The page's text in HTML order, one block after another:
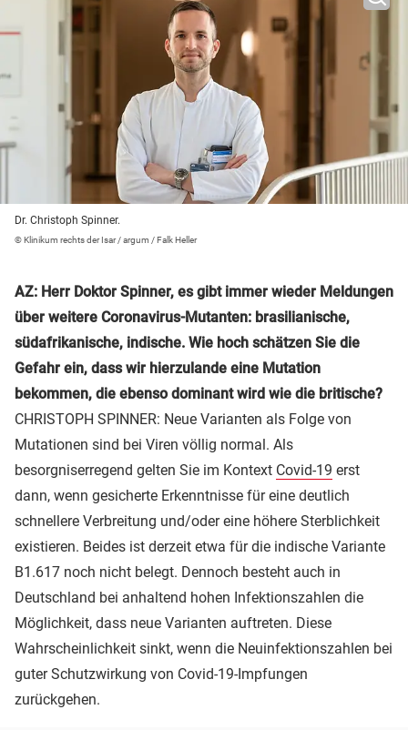
Dr. Christoph Spinner.
© Klinikum rechts der Isar / argum / Falk Heller
AZ: Herr Doktor Spinner, es gibt immer wieder Meldungen
über weitere Coronavirus-Mutanten: brasilianische,
südafrikanische, indische. Wie hoch schätzen Sie die
Gefahr ein, dass wir hierzulande eine Mutation
bekommen, die ebenso dominant wird wie die britische?
CHRISTOPH SPINNER: Neue Varianten als Folge von
Mutationen sind bei Viren völlig normal. Als
besorgniserregend gelten Sie im Kontext Covid-19 erst
dann, wenn gesicherte Erkenntnisse für eine deutlich
schnellere Verbreitung und/oder eine höhere Sterblichkeit
existieren. Beides ist derzeit etwa für die indische Variante
B1.617 noch nicht belegt. Dennoch besteht auch in
Deutschland bei anhaltend hohen Infektionszahlen die
Möglichkeit, dass neue Varianten auftreten. Diese
Wahrscheinlichkeit sinkt, wenn die Neuinfektionszahlen bei
guter Schutzwirkung von Covid-19-Impfungen
zurückgehen.